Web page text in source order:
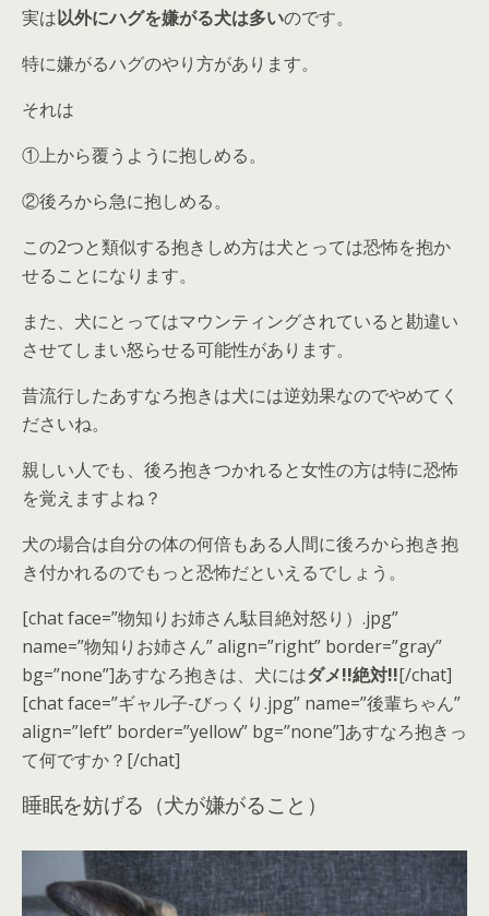
実は以外にハグを嫌がる犬は多いのです。
特に嫌がるハグのやり方があります。
それは
①上から覆うように抱しめる。
②後ろから急に抱しめる。
この2つと類似する抱きしめ方は犬とっては恐怖を抱か
せることになります。
また、犬にとってはマウンティングされていると勘違い
させてしまい怒らせる可能性があります。
昔流行したあすなろ抱きは犬には逆効果なのでやめてく
ださいね。
親しい人でも、後ろ抱きつかれると女性の方は特に恐怖
を覚えますよね？
犬の場合は自分の体の何倍もある人間に後ろから抱き抱
き付かれるのでもっと恐怖だといえるでしょう。
[chat face=”物知りお姉さん駄目絶対怒り）.jpg”
name=”物知りお姉さん” align=”right” border=”gray”
bg=”none”]あすなろ抱きは、犬にはダメ!!絶対!![/chat]
[chat face=”ギャル子-びっくり.jpg” name=”後輩ちゃん”
align=”left” border=”yellow” bg=”none”]あすなろ抱きっ
て何ですか？[/chat]
睡眠を妨げる（犬が嫌がること）